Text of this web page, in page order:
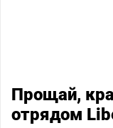
Прощай,
отрядом